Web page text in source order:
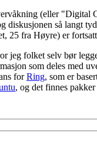
(eller "Digital
så langt
25 fra Høyre) er
jeg folket selv bør
som deles med
forRing, som er
, og det finnes